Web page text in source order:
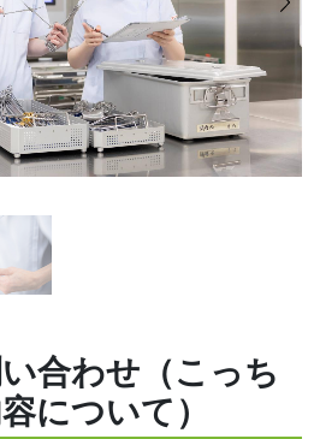
合わせ（こっち
について）